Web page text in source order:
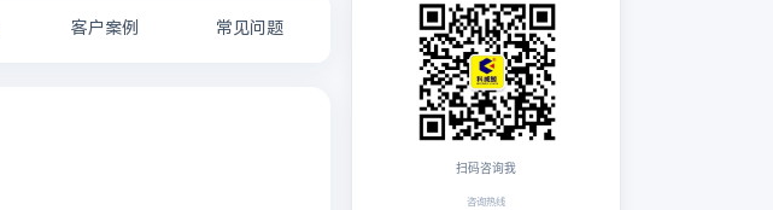
客户案例 常见问题
扫码咨询我
咨询热线